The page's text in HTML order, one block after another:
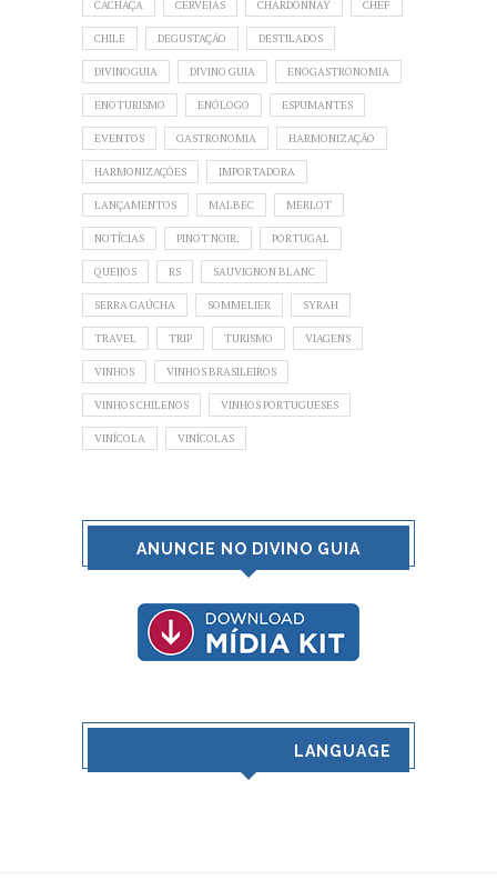
CACHAÇA CERVEJAS CHARDONNAY CHEF
CHILE DEGUSTAÇÃO DESTILADOS
DIVINOGUIA DIVINO GUIA ENOGASTRONOMIA
ENOTURISMO ENÓLOGO ESPUMANTES
EVENTOS GASTRONOMIA HARMONIZAÇÃO
HARMONIZAÇÕES IMPORTADORA
LANÇAMENTOS MALBEC MERLOT
NOTÍCIAS PINOT NOIR. PORTUGAL
QUEIJOS RS SAUVIGNON BLANC
SERRA GAÚCHA SOMMELIER SYRAH
TRAVEL TRIP TURISMO VIAGENS
VINHOS VINHOS BRASILEIROS
VINHOS CHILENOS VINHOS PORTUGUESES
VINÍCOLA VINÍCOLAS
ANUNCIE NO DIVINO GUIA
LANGUAGE